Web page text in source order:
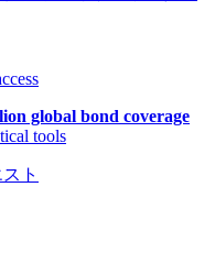
global bond coverage
tools
ト